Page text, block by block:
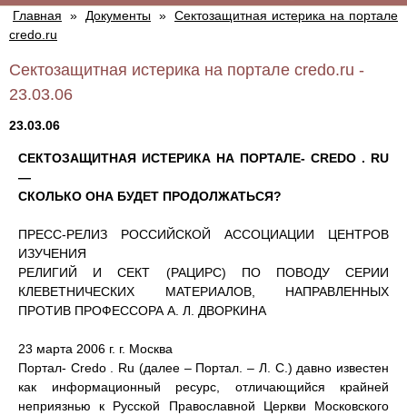
Главная » Документы » Сектозащитная истерика на портале
credo.ru
Сектозащитная истерика на портале credo.ru -
23.03.06
23.03.06
СЕКТОЗАЩИТНАЯ ИСТЕРИКА НА ПОРТАЛЕ- CREDO . RU
—
СКОЛЬКО ОНА БУДЕТ ПРОДОЛЖАТЬСЯ?
ПРЕСС-РЕЛИЗ РОССИЙСКОЙ АССОЦИАЦИИ ЦЕНТРОВ
ИЗУЧЕНИЯ
РЕЛИГИЙ И СЕКТ (РАЦИРС) ПО ПОВОДУ СЕРИИ
КЛЕВЕТНИЧЕСКИХ МАТЕРИАЛОВ, НАПРАВЛЕННЫХ
ПРОТИВ ПРОФЕССОРА А. Л. ДВОРКИНА
23 марта 2006 г. г. Москва
Портал- Credo . Ru (далее – Портал. – Л. С.) давно известен
как информационный ресурс, отличающийся крайней
неприязнью к Русской Православной Церкви Московского